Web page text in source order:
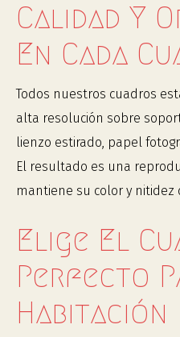
Calidad Y
En Cada
Todos nuestros cuadros
alta resolución sobre
lienzo estirado, papel
El resultado es una
mantiene su color y nitidez
Elige El
Perfecto
Habitación